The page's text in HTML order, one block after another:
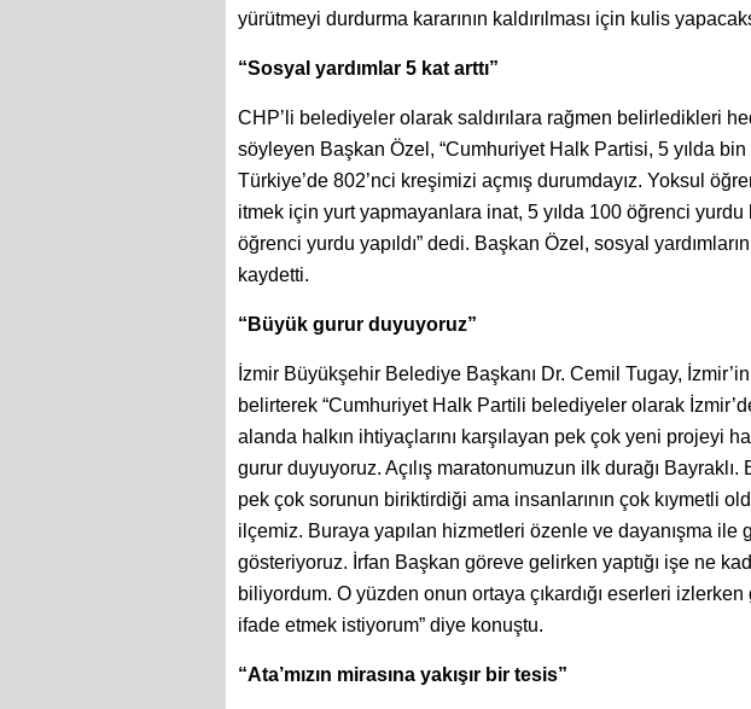
yürütmeyi durdurma kararının kaldırılması için kulis
“Sosyal yardımlar 5 kat arttı”
CHP’li belediyeler olarak saldırılara rağmen belirledikleri
söyleyen Başkan Özel, “Cumhuriyet Halk Partisi, 5 yılda
Türkiye’de 802’nci kreşimizi açmış durumdayız. Yoksul
itmek için yurt yapmayanlara inat, 5 yılda 100 öğrenci yurdu
öğrenci yurdu yapıldı” dedi. Başkan Özel, sosyal yardımların
kaydetti.
“Büyük gurur duyuyoruz”
İzmir Büyükşehir Belediye Başkanı Dr. Cemil Tugay, İzmir’in
belirterek “Cumhuriyet Halk Partili belediyeler olarak
alanda halkın ihtiyaçlarını karşılayan pek çok yeni projeyi
gurur duyuyoruz. Açılış maratonumuzun ilk durağı
pek çok sorunun biriktirdiği ama insanlarının çok kıymetli
ilçemiz. Buraya yapılan hizmetleri özenle ve dayanışma ile
gösteriyoruz. İrfan Başkan göreve gelirken yaptığı işe ne
biliyordum. O yüzden onun ortaya çıkardığı eserleri izlerken
ifade etmek istiyorum” diye konuştu.
“Ata’mızın mirasına yakışır bir tesis”